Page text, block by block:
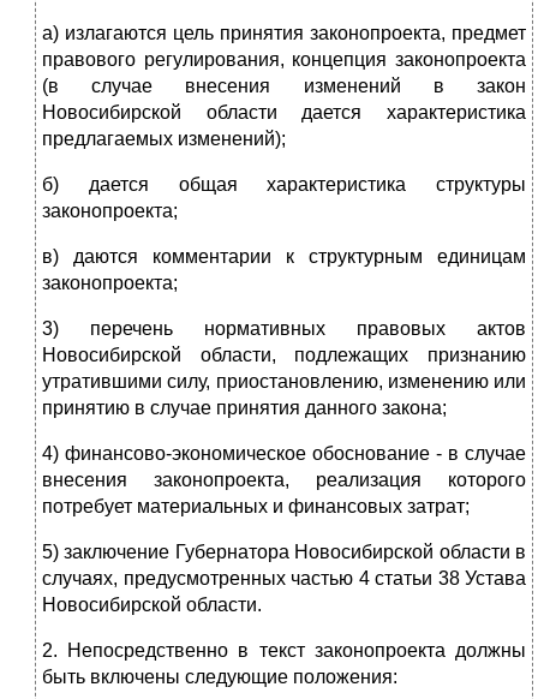
а) излагаются цель принятия законопроекта, предмет
правового регулирования, концепция законопроекта
(в случае внесения изменений в закон
Новосибирской области дается характеристика
предлагаемых изменений);
б) дается общая характеристика структуры
законопроекта;
в) даются комментарии к структурным единицам
законопроекта;
3) перечень нормативных правовых актов
Новосибирской области, подлежащих признанию
утратившими силу, приостановлению, изменению или
принятию в случае принятия данного закона;
4) финансово-экономическое обоснование - в случае
внесения законопроекта, реализация которого
потребует материальных и финансовых затрат;
5) заключение Губернатора Новосибирской области в
случаях, предусмотренных частью 4 статьи 38 Устава
Новосибирской области.
2. Непосредственно в текст законопроекта должны
быть включены следующие положения: